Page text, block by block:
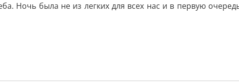
Ночь была не из легких для всех нас и в первую